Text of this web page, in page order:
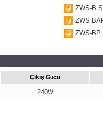
ZWS-B
ZWS-
ZWS-BP
Çıkış Gücü
240W